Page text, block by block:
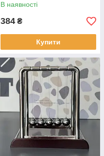
В наявності
384 ₴
Купити